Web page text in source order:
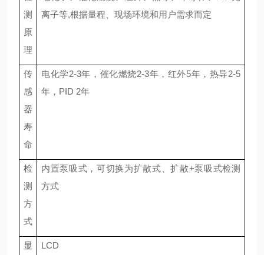
测
原
理
离子等,根据量程、现场环境和用户需求而定
传
感
器
寿
命
电化学2-3年，催化燃烧2-3年，红外5年，热导2-5
年，PID 2年
检
测
方
式
内置泵吸式 ，可切换为扩散式、扩散+泵吸式检测
方式
显
LCD